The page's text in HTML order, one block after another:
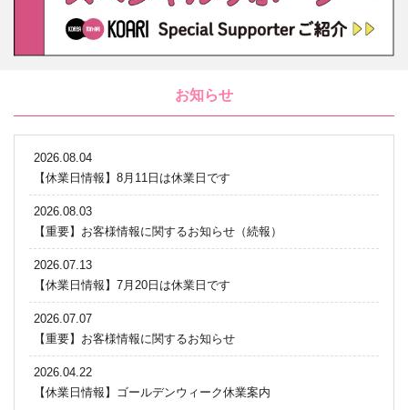
お知らせ
2026.08.04
【休業日情報】8月11日は休業日です
2026.08.03
【重要】お客様情報に関するお知らせ（続報）
2026.07.13
【休業日情報】7月20日は休業日です
2026.07.07
【重要】お客様情報に関するお知らせ
2026.04.22
【休業日情報】ゴールデンウィーク休業案内